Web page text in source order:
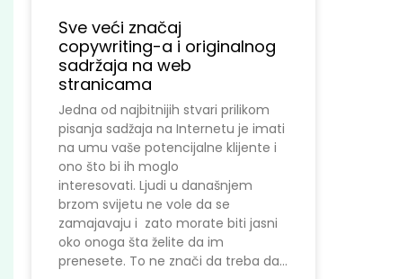
Sve veći značaj
copywriting-a i originalnog
sadržaja na web
stranicama
Jedna od najbitnijih stvari prilikom
pisanja sadžaja na Internetu je imati
na umu vaše potencijalne klijente i
ono što bi ih moglo
interesovati. Ljudi u današnjem
brzom svijetu ne vole da se
zamajavaju i zato morate biti jasni
oko onoga šta želite da im
prenesete. To ne znači da treba da